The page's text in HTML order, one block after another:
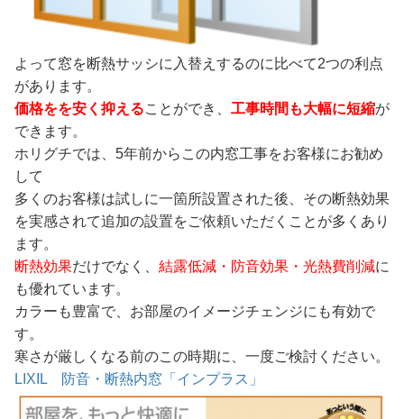
よって窓を断熱サッシに入替えするのに比べて2つの利点
があります。
価格をを安く抑えることができ、 工事時間も大幅に短縮が
できます。
ホリグチでは、5年前からこの内窓工事をお客様にお勧め
して
多くのお客様は試しに一箇所設置された後、その断熱効果
を実感されて追加の設置をご依頼いただくことが多くあり
ます。
断熱効果だけでなく、 結露低減 ・防音効果・光熱費削減に
も優れています。
カラーも豊富で、お部屋のイメージチェンジにも有効で
す。
寒さが厳しくなる前のこの時期に、一度ご検討ください。
LIXIL 防音・断熱内窓「インプラス」